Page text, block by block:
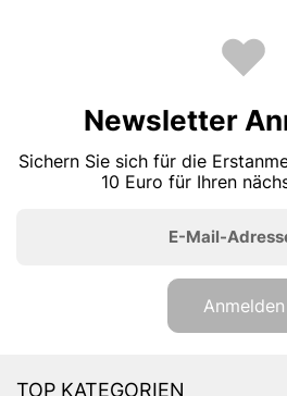
Newsletter
Sichern Sie sich für die
10 Euro für Ihren
E-Mail-
Anmelden
TOP KATEGORIEN